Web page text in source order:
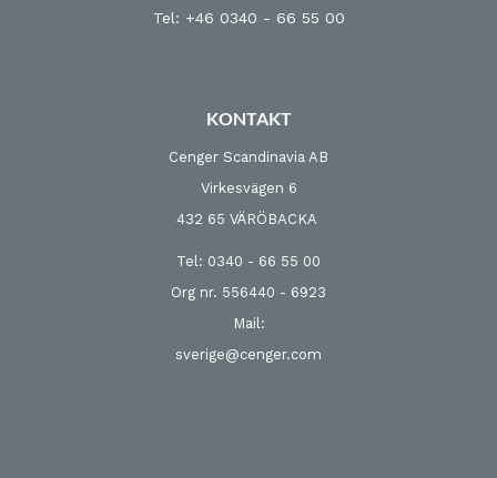
Tel: +46 0340 - 66 55 00
KONTAKT
Cenger Scandinavia AB
Virkesvägen 6
432 65 VÄRÖBACKA
Tel: 0340 - 66 55 00
Org nr. 556440 - 6923
Mail:
sverige@cenger.com